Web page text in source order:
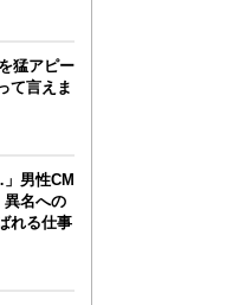
猛アピー
て言えま
男性CM
異名への
れる仕事